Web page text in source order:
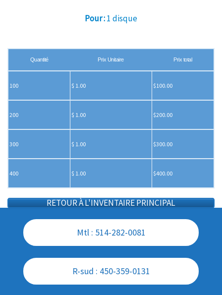
Pour :1 disque
Quantité Prix Unitaire Prix total
100 $ 1.00 $100.00
200 $ 1.00 $200.00
300 $ 1.00 $300.00
400 $ 1.00 $400.00
RETOUR À L'INVENTAIRE PRINCIPAL
Mtl : 514-282-0081
R-sud : 450-359-0131